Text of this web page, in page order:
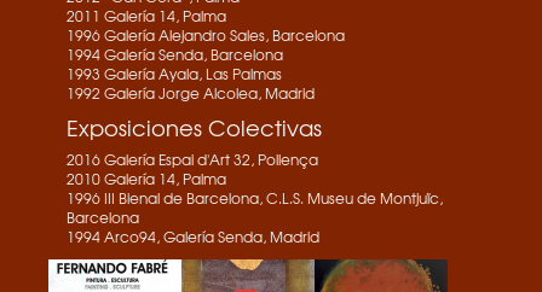
2011 Galería 14, Palma
1996 Galería Alejandro Sales, Barcelona
1994 Galería Senda, Barcelona
1993 Galería Ayala, Las Palmas
1992 Galería Jorge Alcolea, Madrid
Exposiciones Colectivas
2016 Galería Espai d'Art 32, Pollença
2010 Galería 14, Palma
1996 III Bienal de Barcelona, C.L.S. Museu de Montjuïc,
Barcelona
1994 Arco94, Galería Senda, Madrid